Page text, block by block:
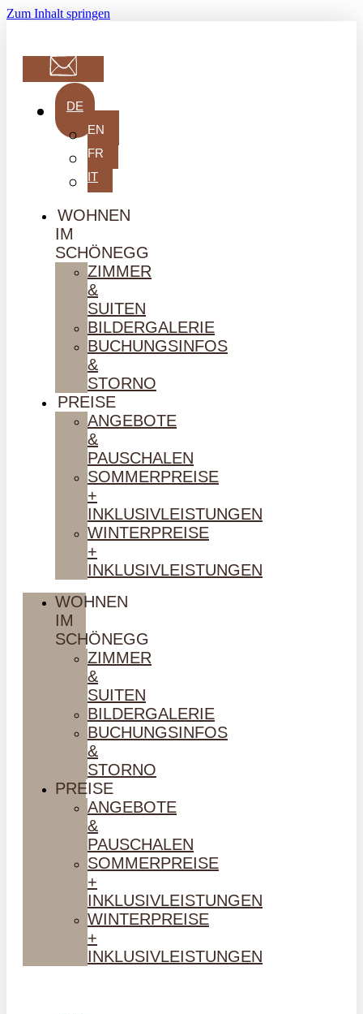
Zum Inhalt springen
DE
EN
FR
IT
WOHNEN
IM
SCHÖNEGG
ZIMMER
&
SUITEN
BILDERGALERIE
BUCHUNGSINFOS
&
STORNO
PREISE
ANGEBOTE
&
PAUSCHALEN
SOMMERPREISE
+
INKLUSIVLEISTUNGEN
WINTERPREISE
+
INKLUSIVLEISTUNGEN
WOHNEN
IM
SCHÖNEGG
ZIMMER
&
SUITEN
BILDERGALERIE
BUCHUNGSINFOS
&
STORNO
PREISE
ANGEBOTE
&
PAUSCHALEN
SOMMERPREISE
+
INKLUSIVLEISTUNGEN
WINTERPREISE
+
INKLUSIVLEISTUNGEN